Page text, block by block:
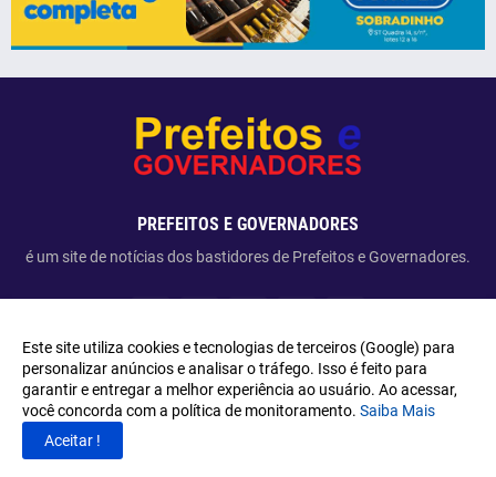
PREFEITOS E GOVERNADORES
é um site de notícias dos bastidores de Prefeitos e Governadores.
Copyright ©2026 Prefeitos e Governadores
HOME
Este site utiliza cookies e tecnologias de terceiros (Google) para
personalizar anúncios e analisar o tráfego. Isso é feito para
garantir e entregar a melhor experiência ao usuário. Ao acessar,
você concorda com a política de monitoramento. Saiba Mais
Aceitar !